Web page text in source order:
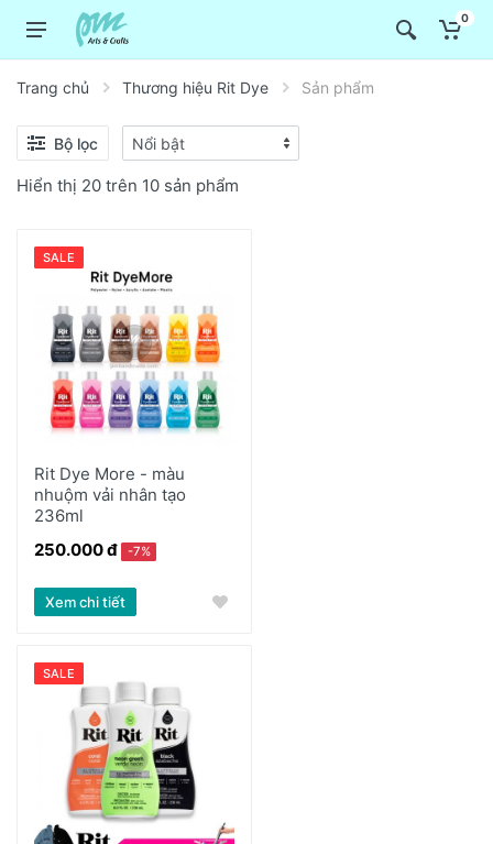
0
Trang chủ Thương hiệu Rit Dye Sản phẩm
Bộ lọc
Hiển thị 20 trên 10 sản phẩm
SALE
Rit Dye More - màu
nhuộm vải nhân tạo
236ml
250.000 đ
-7%
Xem chi tiết
SALE